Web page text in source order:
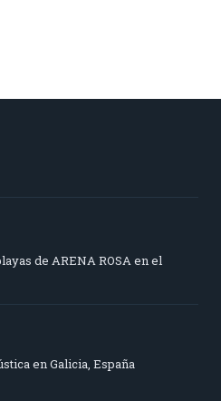
de ARENA ROSA en el
en Galicia, España